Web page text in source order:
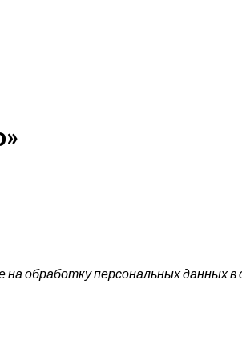
обработку персональных данных